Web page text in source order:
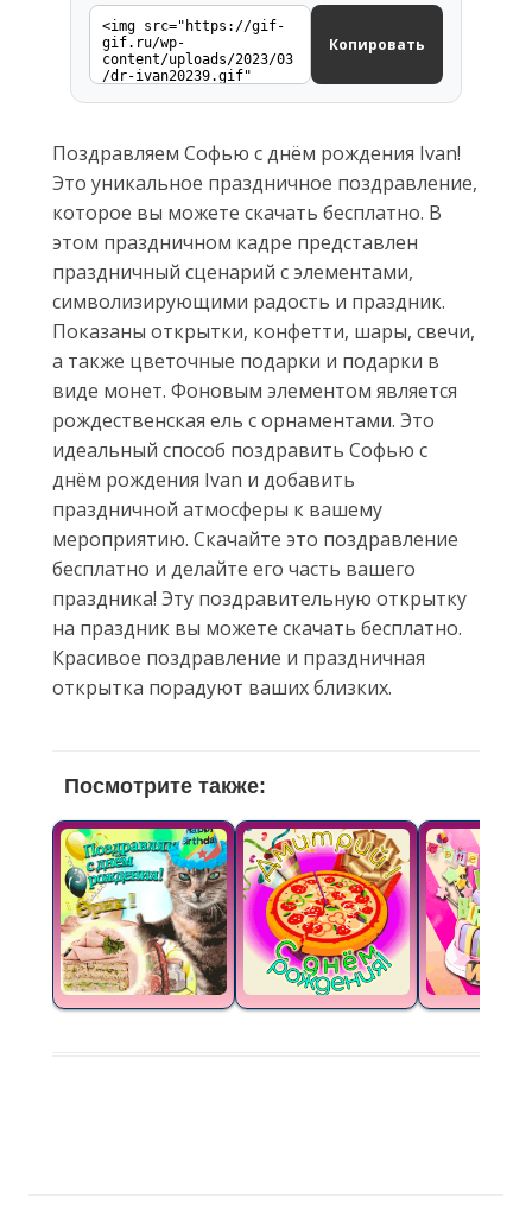
Копировать
Поздравляем Софью с днём рождения Ivan!
Это уникальное праздничное поздравление,
которое вы можете скачать бесплатно. В
этом праздничном кадре представлен
праздничный сценарий с элементами,
символизирующими радость и праздник.
Показаны открытки, конфетти, шары, свечи,
а также цветочные подарки и подарки в
виде монет. Фоновым элементом является
рождественская ель с орнаментами. Это
идеальный способ поздравить Софью с
днём рождения Ivan и добавить
праздничной атмосферы к вашему
мероприятию. Скачайте это поздравление
бесплатно и делайте его часть вашего
праздника! Эту поздравительную открытку
на праздник вы можете скачать бесплатно.
Красивое поздравление и праздничная
открытка порадуют ваших близких.
Посмотрите также: